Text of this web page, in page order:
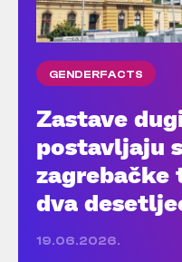
GENDERFACTS
Zastave
postavljaju
zagrebačke
dva
19.06.2026.